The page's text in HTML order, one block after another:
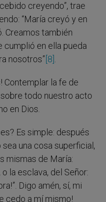
creyendo”, trae
“María creyó y en
Creamos también
cumplió en ella pueda
nosotros” [8] .
Contemplar la fe de
todo nuestro acto
en Dios.
Es simple: después
una cosa superficial,
mismas de María:
o la esclava, del Señor:
Digo amén, sí, mi
cedo a mí mismo!